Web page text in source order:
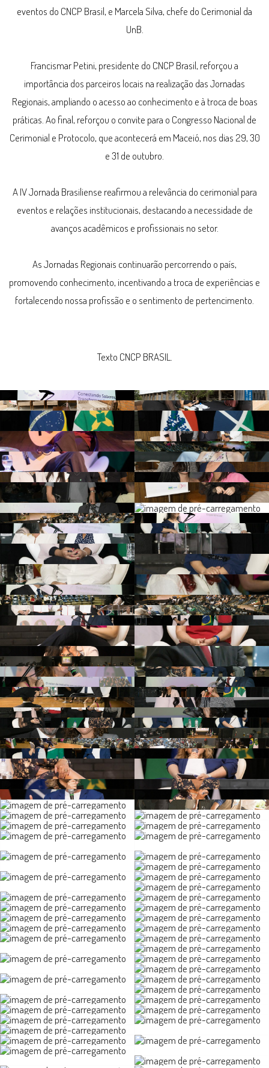
eventos do CNCP Brasil, e Marcela Silva, chefe do Cerimonial da
UnB.
Francismar Petini, presidente do CNCP Brasil, reforçou a
importância dos parceiros locais na realização das Jornadas
Regionais, ampliando o acesso ao conhecimento e à troca de boas
práticas. Ao final, reforçou o convite para o Congresso Nacional de
Cerimonial e Protocolo, que acontecerá em Maceió, nos dias 29, 30
e 31 de outubro.
A IV Jornada Brasiliense reafirmou a relevância do cerimonial para
eventos e relações institucionais, destacando a necessidade de
avanços acadêmicos e profissionais no setor.
As Jornadas Regionais continuarão percorrendo o país,
promovendo conhecimento, incentivando a troca de experiências e
fortalecendo nossa profissão e o sentimento de pertencimento.
Texto CNCP BRASIL.